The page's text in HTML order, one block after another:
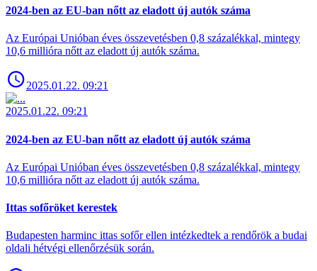
2024-ben az EU-ban nőtt az eladott új autók száma
Az Európai Unióban éves összevetésben 0,8 százalékkal, mintegy
10,6 millióra nőtt az eladott új autók száma.
2025.01.22. 09:21
2025.01.22. 09:21
2024-ben az EU-ban nőtt az eladott új autók száma
Az Európai Unióban éves összevetésben 0,8 százalékkal, mintegy
10,6 millióra nőtt az eladott új autók száma.
Ittas sofőröket kerestek
Budapesten harminc ittas sofőr ellen intézkedtek a rendőrök a budai
oldali hétvégi ellenőrzésük során.